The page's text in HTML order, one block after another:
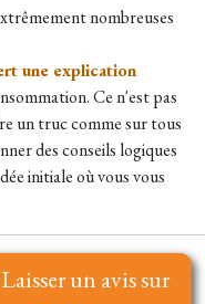
nombreuses
une explication
Ce n'est pas
un truc comme sur tous
des conseils logiques
initiale où vous vous
un avis sur